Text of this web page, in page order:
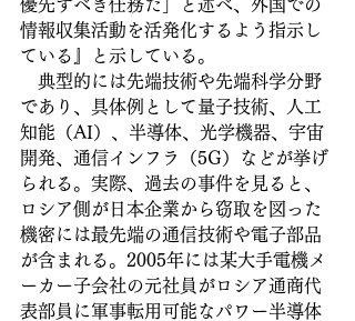
優先すべき任務だ」と述べ、外国での
情報収集活動を活発化するよう指示し
ている』と示している。
典型的には先端技術や先端科学分野
であり、具体例として量子技術、人工
知能（AI）、半導体、光学機器、宇宙
開発、通信インフラ（5G）などが挙げ
られる。実際、過去の事件を見ると、
ロシア側が日本企業から窃取を図った
機密には最先端の通信技術や電子部品
が含まれる。2005年には某大手電機メ
ーカー子会社の元社員がロシア通商代
表部員に軍事転用可能なパワー半導体